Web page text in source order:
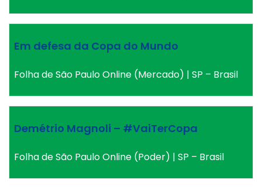
Em defesa da Copa do Mundo
Folha de São Paulo Online (Mercado) | SP – Brasil
Demétrio Magnoli – #VaiTerCopa
Folha de São Paulo Online (Poder) | SP – Brasil